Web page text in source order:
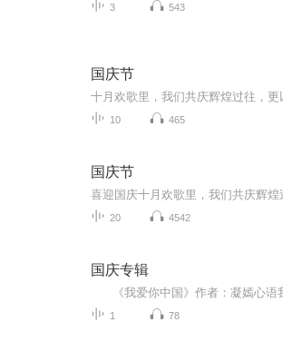
3 543
国庆节
10 465
国庆节
20 4542
国庆专辑
1 78